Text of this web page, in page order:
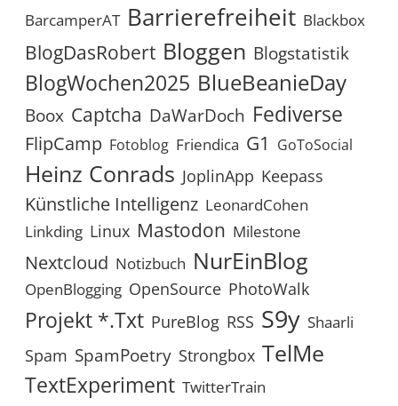
BarcamperAT Barrierefreiheit Blackbox
BlogDasRobert Bloggen Blogstatistik
BlogWochen2025 BlueBeanieDay
Boox Captcha DaWarDoch Fediverse
FlipCamp Fotoblog Friendica G1 GoToSocial
Heinz Conrads JoplinApp Keepass
Künstliche Intelligenz LeonardCohen
Linkding Linux Mastodon Milestone
Nextcloud Notizbuch NurEinBlog
OpenBlogging OpenSource PhotoWalk
Projekt *.txt PureBlog RSS S9y Shaarli
Spam SpamPoetry Strongbox TelMe
TextExperiment TwitterTrain